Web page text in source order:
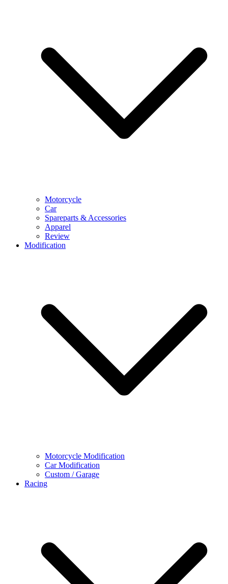
Motorcycle
Car
Spareparts & Accessories
Apparel
Review
Modification
Motorcycle Modification
Car Modification
Custom / Garage
Racing